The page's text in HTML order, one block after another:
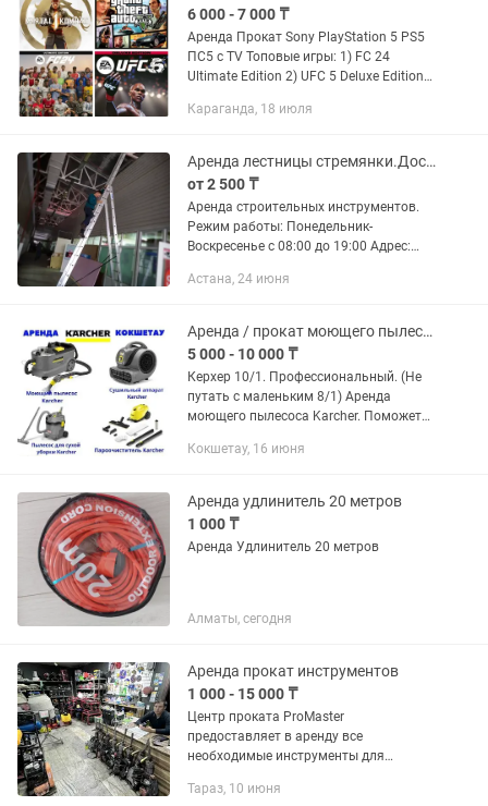
6 000 - 7 000 ₸
Аренда Прокат Sony PlayStation 5 PS5
ПС5 с TV Топовые игры: 1) FC 24
Ultimate Edition 2) UFC 5 Deluxe Edition
GTA 5 Premium Edition 5) Injustice 2 6)
Караганда, 18 июля
Аренда лестницы стремянки.Доставка.Аренда инструмента.
от 2 500 ₸
Аренда строительных инструментов.
Режим работы: Понедельник-
Воскресенье с 08:00 до 19:00 Адрес:
Доставка работает в любую точку г.
Астана, 24 июня
Аренда / прокат моющего пылесоса керхер / karcher
5 000 - 10 000 ₸
Керхер 10/1. Профессиональный. (Не
путать с маленьким 8/1) Аренда
моющего пылесоса Karcher. Поможет
кресла, матрас, мягкие игрушки итд.
Кокшетау, 16 июня
Аренда удлинитель 20 метров
1 000 ₸
Аренда Удлинитель 20 метров
Алматы, сегодня
Аренда прокат инструментов
1 000 - 15 000 ₸
Центр проката ProMaster
предоставляет в аренду все
необходимые инструменты для
Контактные данные: • Тел.: , • График
Тараз, 10 июня